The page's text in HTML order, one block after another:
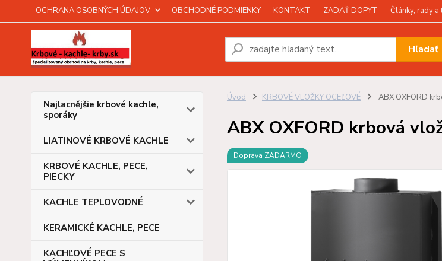
OCHRANA OSOBNÝCH ÚDAJOV OBCHODNÉ PODMIENKY KONTAKT ZADAŤ DOPYT Články, rady a
Hľadať
Najlacnějšie krbové kachle,
sporáky
LIATINOVÉ KRBOVÉ KACHLE
KRBOVÉ KACHLE, PECE,
PIECKY
KACHLE TEPLOVODNÉ
KERAMICKÉ KACHLE, PECE
KACHĽOVÉ PECE S
Úvod KRBOVÉ VLOŽKY OCEĽOVÉ ABX OXFORD
ABX OXFORD krbová
Doprava ZADARMO